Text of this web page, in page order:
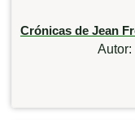
Crónicas de Jean
Autor: